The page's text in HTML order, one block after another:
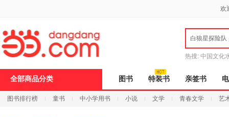
欢
白狼星探险队
热搜: 中国文化
全部商品分类 图书 特装书 亲签书
图书排行榜 童书 中小学用书 小说 文学 青春文学 艺
打
开
无
障
页